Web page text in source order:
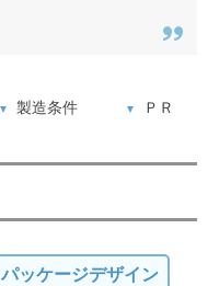
製造条件 ＰＲ
パッケージデザイン